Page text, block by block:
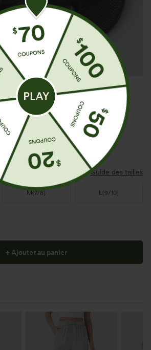
Guide des tailles
M (7/8) L(9/10)
+ Ajouter au panier